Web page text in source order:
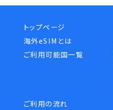
トップページ
海外eSIMとは
ご利用可能国一覧
ご利用の流れ